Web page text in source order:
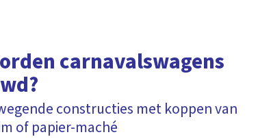
carnavalswagens
constructies met koppen van
of papier-maché